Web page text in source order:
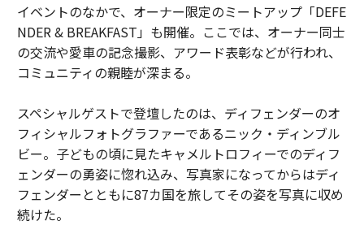
イベントのなかで、オーナー限定のミートアップ「DEFE
NDER & BREAKFAST」も開催。ここでは、オーナー同士
の交流や愛車の記念撮影、アワード表彰などが行われ、
コミュニティの親睦が深まる。
スペシャルゲストで登壇したのは、ディフェンダーのオ
フィシャルフォトグラファーであるニック・ディンブル
ビー。子どもの頃に見たキャメルトロフィーでのディフ
ェンダーの勇姿に惚れ込み、写真家になってからはディ
フェンダーとともに87カ国を旅してその姿を写真に収め
続けた。